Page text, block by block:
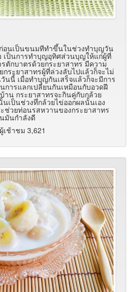
อนเป็นขนมทีทำขึ้นในช่วงทำบุญวัน
เป็นการทำบุญอุทิศส่วนบุญให้แก่ผู้ที่
ตักบาตรด้วยกระยาสาทร มีความ
กระยาสาทรผู้ที่ล่วงลับไปแล้วก็จะไม่
นี้ เมื่อทำบุญกันเสร็จแล้วก็จะมีการ
การแลกเปลี่ยนกันเหมือนกับอวดฝี
าน กระยาสาทรจะกินคู่กับกล้วย
นเป็นช่วงทึ่กล้วยไข่ออกผลนั้นเอง
ช่วยท่อนรสหวานของกระยาสาทร
มันกำลังดี
เช้าชม 3,621